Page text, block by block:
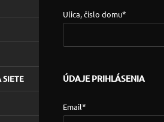
Ulica, číslo domu*
ÚDAJE PRIHLÁSENIA
Email*
SIETE